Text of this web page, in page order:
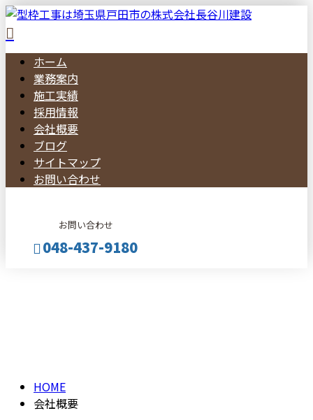
ホーム
業務案内
施工実績
採用情報
会社概要
ブログ
サイトマップ
お問い合わせ
お問い合わせ
048-437-9180
HOME
会社概要